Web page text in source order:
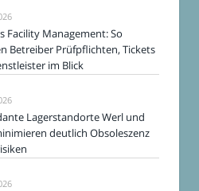
Facility Management: So
Betreiber Prüfpflichten, Tickets
im Blick
Lagerstandorte Werl und
deutlich Obsoleszenz